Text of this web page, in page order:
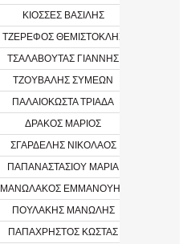
ΚΙΟΣΣΕΣ ΒΑΣΙΛΗΣ
ΤΖΕΡΕΦΟΣ ΘΕΜΙΣΤΟΚΛΗΣ
ΤΣΑΛΑΒΟΥΤΑΣ ΓΙΑΝΝΗΣ
ΤΖΟΥΒΑΛΗΣ ΣΥΜΕΩΝ
ΠΑΛΑΙΟΚΩΣΤΑ ΤΡΙΑΔΑ
ΔΡΑΚΟΣ ΜΑΡΙΟΣ
ΣΓΑΡΔΕΛΗΣ ΝΙΚΟΛΑΟΣ
ΠΑΠΑΝΑΣΤΑΣΙΟΥ ΜΑΡΙΑ
ΜΑΝΩΛΑΚΟΣ ΕΜΜΑΝΟΥΗΛ
ΠΟΥΛΑΚΗΣ ΜΑΝΩΛΗΣ
ΠΑΠΑΧΡΗΣΤΟΣ ΚΩΣΤΑΣ